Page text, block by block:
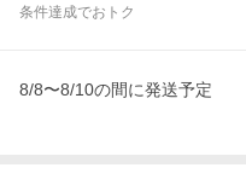
条件達成でおトク
8/8〜8/10の間に発送予定